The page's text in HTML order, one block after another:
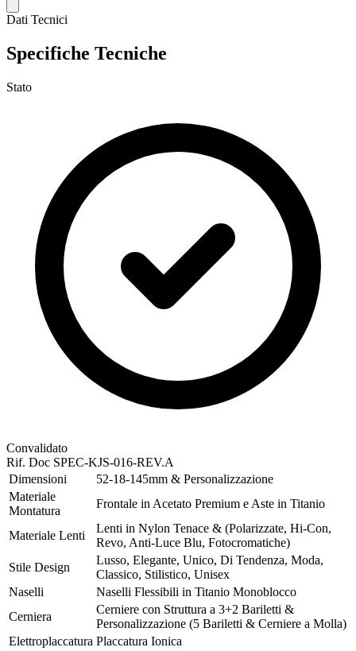
Dati Tecnici
Specifiche Tecniche
Stato
Convalidato
Rif. Doc SPEC-KJS-016-REV.A
Dimensioni
52-18-145mm & Personalizzazione
Materiale
Montatura
Frontale in Acetato Premium e Aste in Titanio
Materiale Lenti
Lenti in Nylon Tenace & (Polarizzate, Hi-Con,
Revo, Anti-Luce Blu, Fotocromatiche)
Stile Design
Lusso, Elegante, Unico, Di Tendenza, Moda,
Classico, Stilistico, Unisex
Naselli
Naselli Flessibili in Titanio Monoblocco
Cerniera
Cerniere con Struttura a 3+2 Bariletti &
Personalizzazione (5 Bariletti & Cerniere a Molla)
Elettroplaccatura Placcatura Ionica